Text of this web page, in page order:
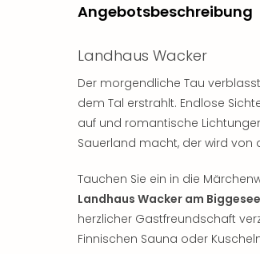
Angebotsbeschreibung
Landhaus Wacker
Der morgendliche Tau
dem Tal erstrahlt. Endlose
auf und romantische
Sauerland macht, der wird von
Tauchen Sie ein in die
Landhaus Wacker am Biggesee
herzlicher Gastfreundschaft
Finnischen Sauna oder